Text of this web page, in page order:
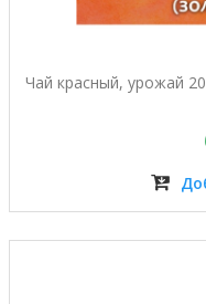
Чай красный, урожай